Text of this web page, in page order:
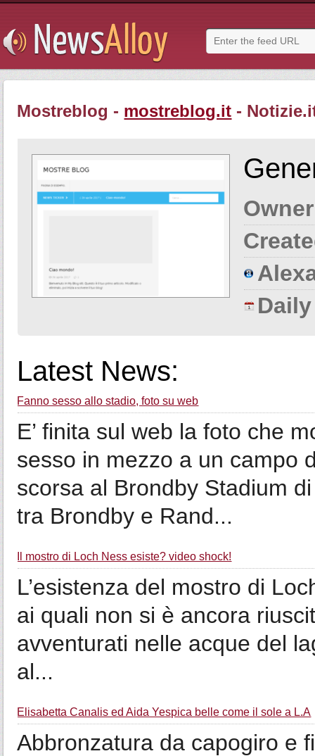
Mostreblog - mostreblog.it -
Latest News:
Fanno sesso allo stadio, foto su web
E’ finita sul web la foto che
sesso in mezzo a un campo
scorsa al Brondby Stadium
tra Brondby e Rand...
Il mostro di Loch Ness esiste? video shock!
L’esistenza del mostro di
ai quali non si è ancora
avventurati nelle acque del
al...
Elisabetta Canalis ed Aida Yespica belle come il sole a L.A
Abbronzatura da capogiro e